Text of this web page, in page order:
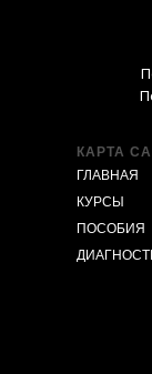
КАРТА
ГЛАВНАЯ
КУРСЫ
ПОСОБИЯ